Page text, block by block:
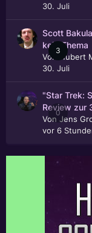
30. Juli
3
Scott
kein Thema
Von
Hubert
30. Juli
0
"Star Trek:
Review zur
Von Jens
vor 6